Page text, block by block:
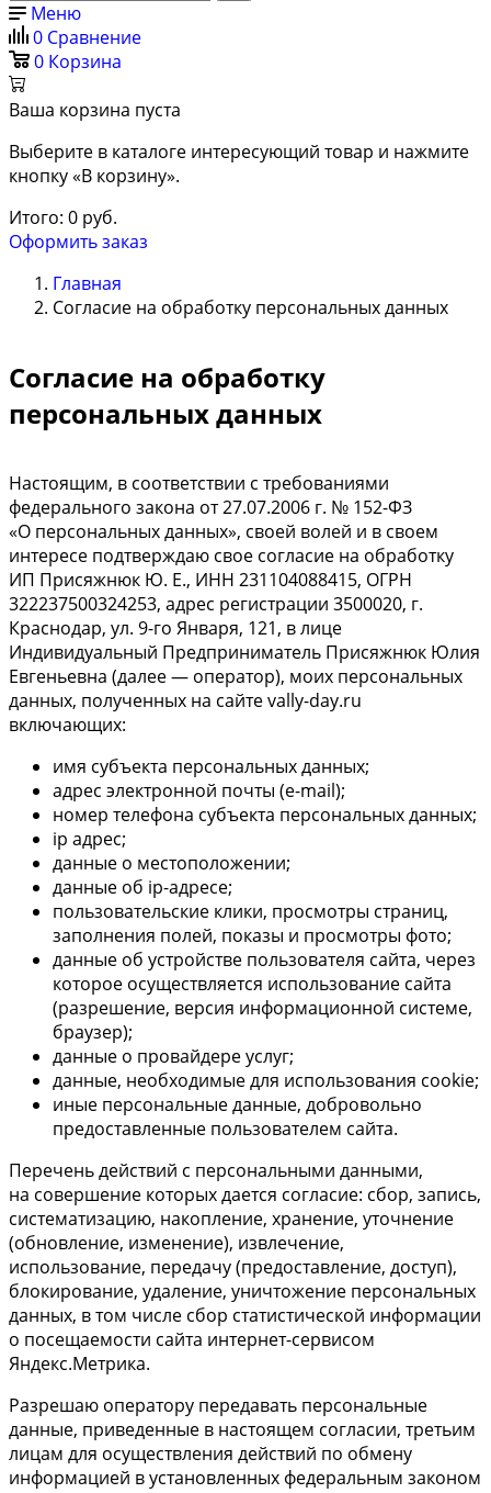
Меню
0 Сравнение
0 Корзина
Ваша корзина пуста
Выберите в каталоге интересующий товар и нажмите
кнопку «В корзину».
Итого: 0 руб.
Оформить заказ
Главная
Согласие на обработку персональных данных
Согласие на обработку
персональных данных
Настоящим, в соответствии с требованиями
федерального закона от 27.07.2006 г. № 152-ФЗ
«О персональных данных», своей волей и в своем
интересе подтверждаю свое согласие на обработку
ИП Присяжнюк Ю. Е., ИНН 231104088415, ОГРН
322237500324253, адрес регистрации 3500020, г.
Краснодар, ул. 9-го Января, 121, в лице
Индивидуальный Предприниматель Присяжнюк Юлия
Евгеньевна (далее — оператор), моих персональных
данных, полученных на сайте vally-day.ru
включающих:
имя субъекта персональных данных;
адрес электронной почты (e-mail);
номер телефона субъекта персональных данных;
ip адрес;
данные о местоположении;
данные об ip-адресе;
пользовательские клики, просмотры страниц,
заполнения полей, показы и просмотры фото;
данные об устройстве пользователя сайта, через
которое осуществляется использование сайта
(разрешение, версия информационной системе,
браузер);
данные о провайдере услуг;
данные, необходимые для использования cookie;
иные персональные данные, добровольно
предоставленные пользователем сайта.
Перечень действий с персональными данными,
на совершение которых дается согласие: сбор, запись,
систематизацию, накопление, хранение, уточнение
(обновление, изменение), извлечение,
использование, передачу (предоставление, доступ),
блокирование, удаление, уничтожение персональных
данных, в том числе сбор статистической информации
о посещаемости сайта интернет-сервисом
Яндекс.Метрика.
Разрешаю оператору передавать персональные
данные, приведенные в настоящем согласии, третьим
лицам для осуществления действий по обмену
информацией в установленных федеральным законом